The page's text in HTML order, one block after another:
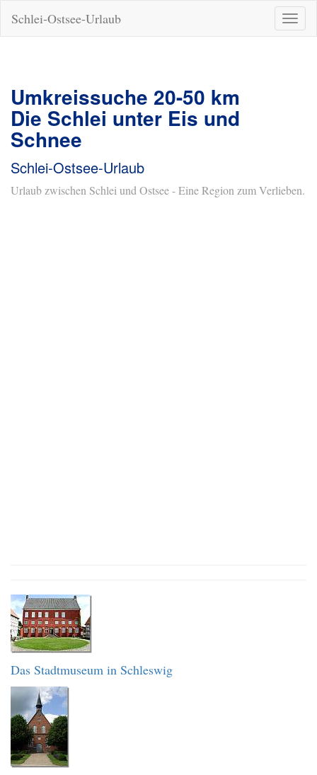
ein-/
Schlei-Ostsee-Urlaub
Umkreissuche 20-50 km
Die Schlei unter Eis und
Schnee
Schlei-Ostsee-Urlaub
Urlaub zwischen Schlei und Ostsee - Eine Region zum Verlieben.
Das Stadtmuseum in Schleswig